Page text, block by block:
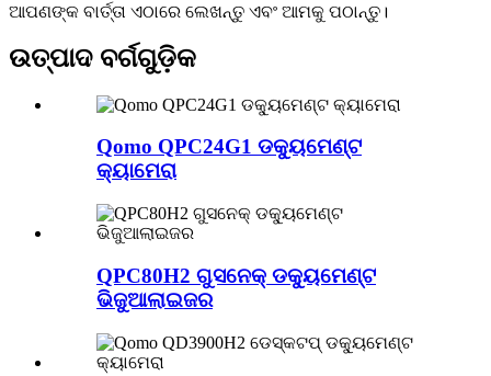
ଆପଣଙ୍କ ବାର୍ତ୍ତା ଏଠାରେ ଲେଖନ୍ତୁ ଏବଂ ଆମକୁ ପଠାନ୍ତୁ।
ଉତ୍ପାଦ ବର୍ଗଗୁଡ଼ିକ
Qomo QPC24G1 ଡକ୍ୟୁମେଣ୍ଟ
କ୍ୟାମେରା
QPC80H2 ଗୁସନେକ୍ ଡକ୍ୟୁମେଣ୍ଟ
ଭିଜୁଆଲାଇଜର